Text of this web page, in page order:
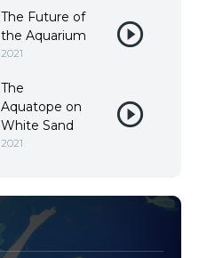
The Future of
the Aquarium
2021
The
Aquatope on
White Sand
2021